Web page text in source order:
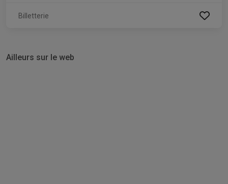
Billetterie
Ailleurs sur le web